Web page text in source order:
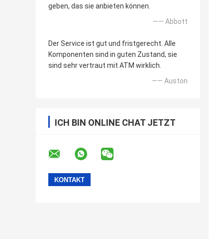
geben, das sie anbieten können.
—— Abbott
Der Service ist gut und fristgerecht. Alle
Komponenten sind in guten Zustand, sie
sind sehr vertraut mit ATM wirklich.
—— Auston
ICH BIN ONLINE CHAT JETZT